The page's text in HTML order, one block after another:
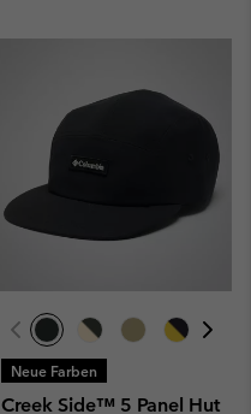
Neue Farben
Creek Side™ 5 Panel Hut